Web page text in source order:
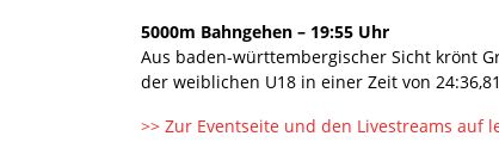
5000m Bahngehen – 19:55 Uhr
Aus baden-württembergischer Sicht krönt
der weiblichen U18 in einer Zeit von
>> Zur Eventseite und den Livestreams auf